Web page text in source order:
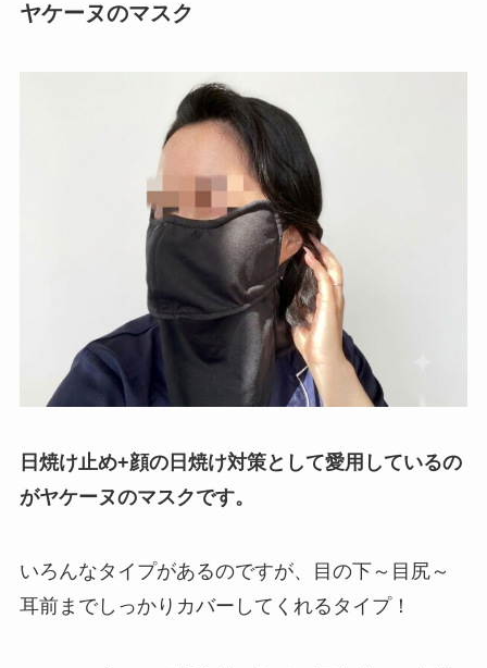
ヤケーヌのマスク
日焼け止め+顔の日焼け対策として愛用しているの
がヤケーヌのマスクです。
いろんなタイプがあるのですが、目の下～目尻～
耳前までしっかりカバーしてくれるタイプ！